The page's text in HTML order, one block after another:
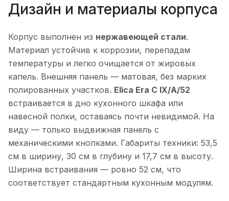
Дизайн и материалы корпуса
Корпус выполнен из нержавеющей стали.
Материал устойчив к коррозии, перепадам
температуры и легко очищается от жировых
капель. Внешняя панель — матовая, без марких
полированных участков. Elica Era C IX/A/52
встраивается в дно кухонного шкафа или
навесной полки, оставаясь почти невидимой. На
виду — только выдвижная панель с
механическими кнопками. Габариты техники: 53,5
см в ширину, 30 см в глубину и 17,7 см в высоту.
Ширина встраивания — ровно 52 см, что
соответствует стандартным кухонным модулям.